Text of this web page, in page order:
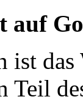
auf
ist
Teil